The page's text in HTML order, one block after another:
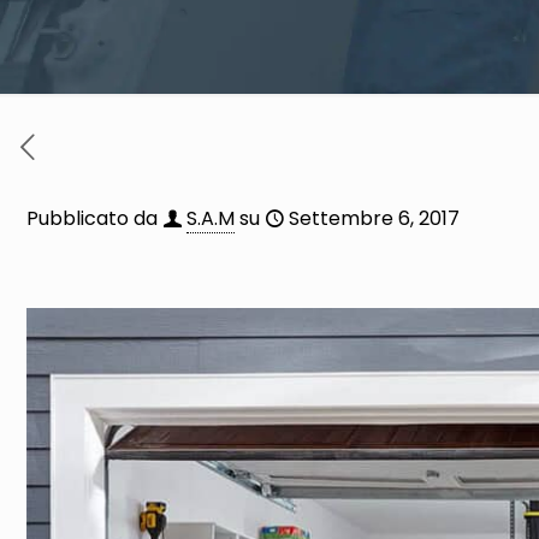
Pubblicato da S.A.Msu Settembre 6, 2017